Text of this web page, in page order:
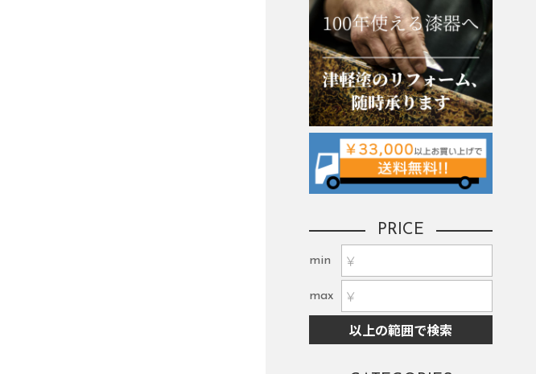
PRICE
min
max
以上の範囲で検索